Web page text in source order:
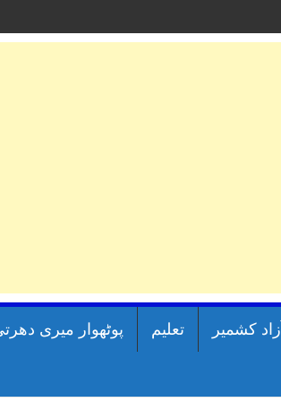
آزاد کشمیر تعلیم پوٹھوار میری